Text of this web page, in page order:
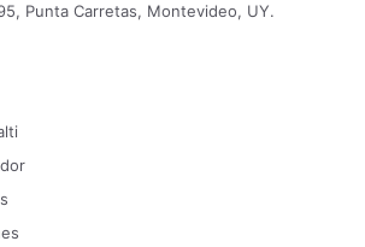
Punta Carretas, Montevideo, UY.